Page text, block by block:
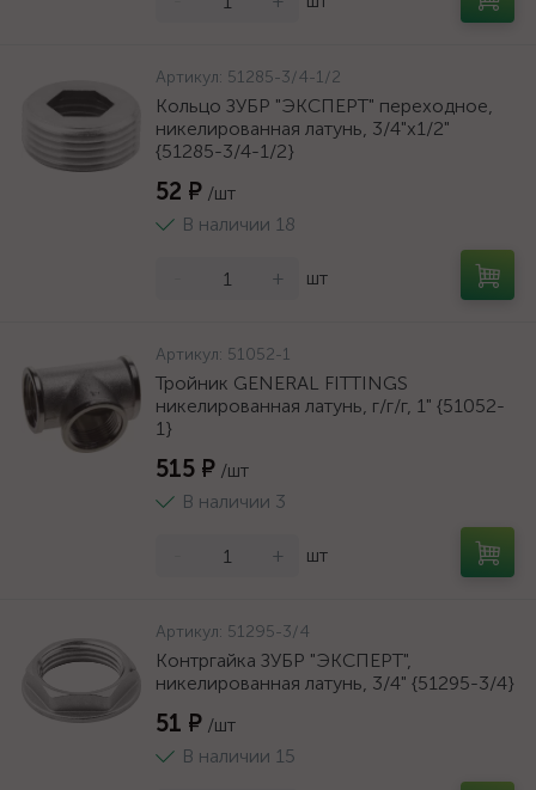
Артикул: 51285-3/4-1/2
Кольцо ЗУБР "ЭКСПЕРТ" переходное,
никелированная латунь, 3/4"х1/2"
{51285-3/4-1/2}
52 ₽ /шт
В наличии 18
+ шт
Артикул: 51052-1
Тройник GENERAL FITTINGS
никелированная латунь, г/г/г, 1" {51052-
1}
515 ₽ /шт
В наличии 3
+ шт
Артикул: 51295-3/4
Контргайка ЗУБР "ЭКСПЕРТ",
никелированная латунь, 3/4" {51295-3/4}
51 ₽ /шт
В наличии 15